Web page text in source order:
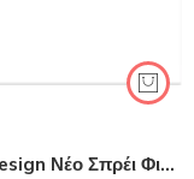
L’Oréal Professionnel Tecni Art Fix Design Νέο Σπρέι Φιξαρίσματος 1000ml